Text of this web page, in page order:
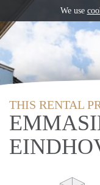
THIS RENTAL
We use